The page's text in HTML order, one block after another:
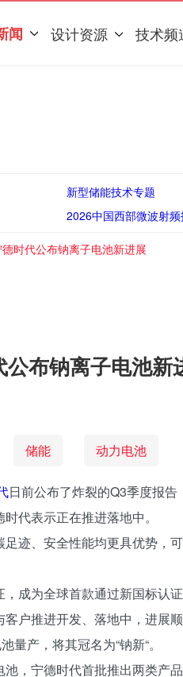
闻 设计资源 技术频
新型储能技术专题
2026中国西部微波射
时代公布钠离子电池新进展
公布钠离子电池新
储能 动力电池
日前公布了炸裂的Q3季度报
时代表示正在推进落地中。
迹、安全性能均更具优势，
成为全球首款通过新国标认证
户推进开发、落地中，进展顺
产，将其冠名为“钠新“。
，宁德时代首批推出两类产